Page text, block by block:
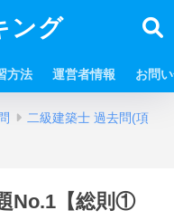
ング
方法 運営者情報 お問
二級建築士 過去問(項
No.1【総則①